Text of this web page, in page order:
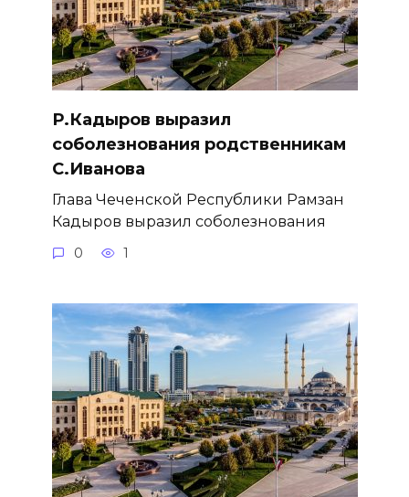
Р.Кадыров выразил
соболезнования родственникам
С.Иванова
Глава Чеченской Республики Рамзан
Кадыров выразил соболезнования
0 1